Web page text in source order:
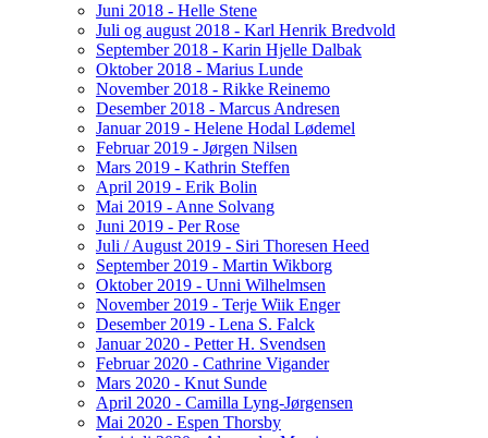
Juni 2018 - Helle Stene
Juli og august 2018 - Karl Henrik Bredvold
September 2018 - Karin Hjelle Dalbak
Oktober 2018 - Marius Lunde
November 2018 - Rikke Reinemo
Desember 2018 - Marcus Andresen
Januar 2019 - Helene Hodal Lødemel
Februar 2019 - Jørgen Nilsen
Mars 2019 - Kathrin Steffen
April 2019 - Erik Bolin
Mai 2019 - Anne Solvang
Juni 2019 - Per Rose
Juli / August 2019 - Siri Thoresen Heed
September 2019 - Martin Wikborg
Oktober 2019 - Unni Wilhelmsen
November 2019 - Terje Wiik Enger
Desember 2019 - Lena S. Falck
Januar 2020 - Petter H. Svendsen
Februar 2020 - Cathrine Vigander
Mars 2020 - Knut Sunde
April 2020 - Camilla Lyng-Jørgensen
Mai 2020 - Espen Thorsby